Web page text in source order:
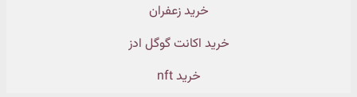
خرید زعفران
خرید اکانت گوگل ادز
خرید nft